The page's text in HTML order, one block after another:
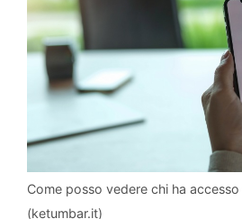
Come posso vedere chi ha
(ketumbar.it)